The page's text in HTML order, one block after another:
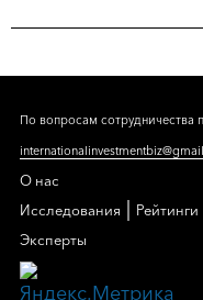
По вопросам сотрудничества
О нас
Исследования
Рейтинги
Эксперты